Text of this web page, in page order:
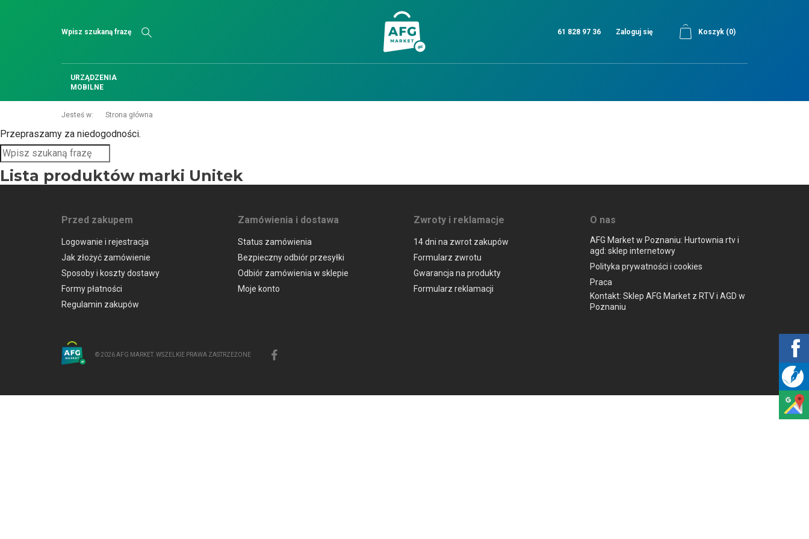
61 828 97 36 Zaloguj się Koszyk (0)
URZĄDZENIA
MOBILNE
Jesteś w: Strona główna
Przepraszamy za niedogodności.
Lista produktów marki Unitek
Przed zakupem
Logowanie i rejestracja
Jak złożyć zamówienie
Sposoby i koszty dostawy
Formy płatności
Regulamin zakupów
Zamówienia i dostawa
Status zamówienia
Bezpieczny odbiór przesyłki
Odbiór zamówienia w sklepie
Moje konto
Zwroty i reklamacje
14 dni na zwrot zakupów
Formularz zwrotu
Gwarancja na produkty
Formularz reklamacji
O nas
AFG Market w Poznaniu: Hurtownia rtv i
agd: sklep internetowy
Polityka prywatności i cookies
Praca
Kontakt: Sklep AFG Market z RTV i AGD w
Poznaniu
© 2026 AFG MARKET. WSZELKIE PRAWA ZASTRZEŻONE